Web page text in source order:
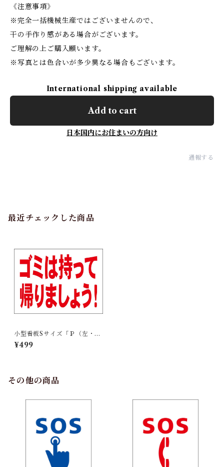
《注意事項》
※完全一括機械生産ではございませんので、
干の手作り感がある場合がございます。
ご理解の上ご購入願います。
※写真とは色合いが多少異なる場合もございます。
International shipping available
Add to cart
日本国内にお住まいの方向け
通報する
最近チェックした商品
小型看板Sサイズ「Ｐ（左・青
字）」 屋外可【駐車場】
¥499
その他の商品